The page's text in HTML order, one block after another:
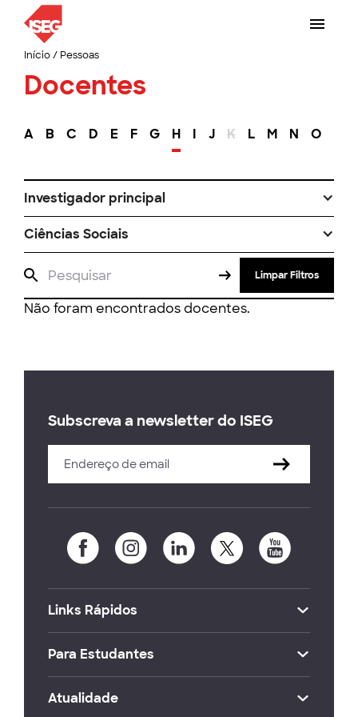
Início/ Pessoas
Docentes
A B C D E F G H I J K L M N O
Investigador principal
Ciências Sociais
Limpar Filtros
Não foram encontrados docentes.
Subscreva a newsletter do ISEG
Links Rápidos
Para Estudantes
Atualidade